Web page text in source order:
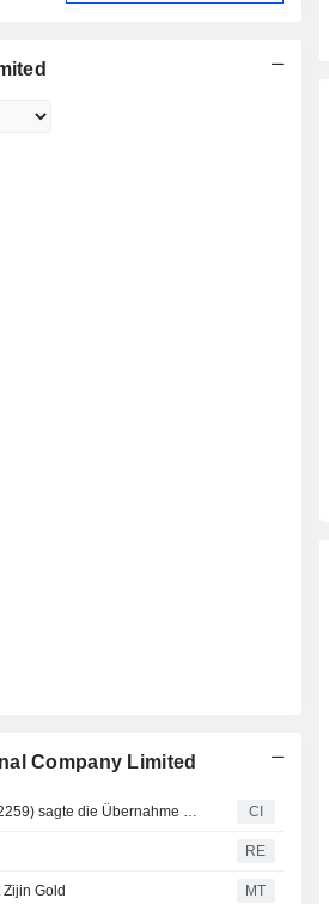
Company Limited
Zijin Gold International Company Limited (SEHK:2259) sagte die Übernahme der Allied Gold Corporation (TSX:AAUC) von BlackRock, Inc. (NYSE:BLK), Helikon Investments Limited und weiteren Investoren ab. CI
RE
Gold MT